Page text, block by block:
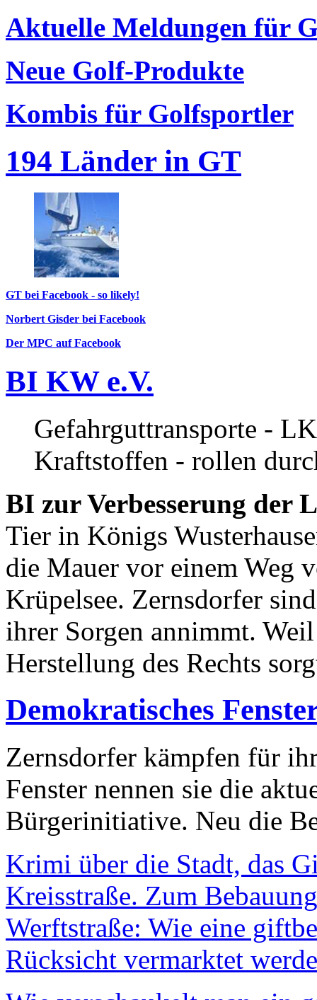
Aktuelle Meldungen für
Neue Golf-Produkte
Kombis für Golfsportler
194 Länder in GT
GT bei Facebook - so likely!
Norbert Gisder bei Facebook
Der MPC auf Facebook
BI KW e.V.
Gefahrguttransporte -
Kraftstoffen - rollen
BI zur Verbesserung der
Tier in Königs
die Mauer vor einem Weg
Krüpelsee. Zernsdorfer
ihrer Sorgen annimmt.
Herstellung des Rechts
Demokratisches
Zernsdorfer kämpfen für
Fenster nennen sie die
Bürgerinitiative. Neu die
Krimi über die Stadt, das
Kreisstraße. Zum
Werftstraße: Wie eine
Rücksicht vermarktet